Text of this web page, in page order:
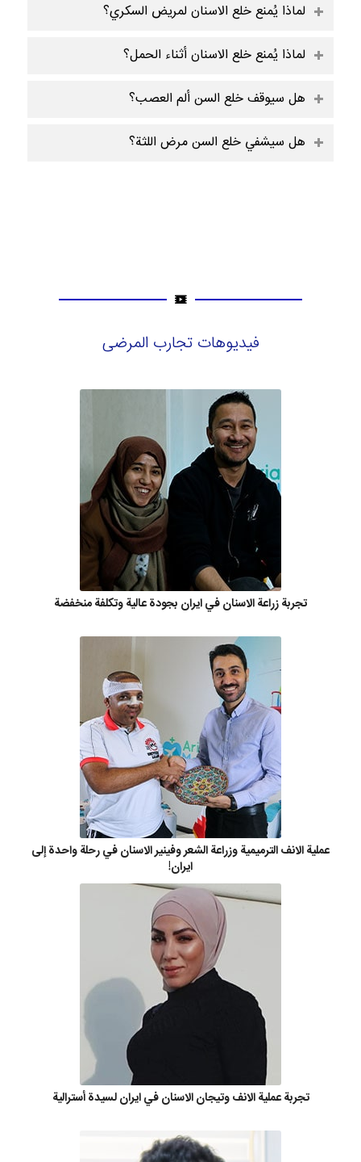
لماذا يُمنع خلع الاسنان لمريض السكري؟
لماذا يُمنع خلع الاسنان أثناء الحمل؟
هل سيوقف خلع السن ألم العصب؟
هل سيشفي خلع السن مرض اللثة؟
فيديوهات تجارب المرضى
تجربة زراعة الاسنان في ايران بجودة عالية وتكلفة منخفضة
عملية الانف الترميمية وزراعة الشعر وفينير الاسنان في رحلة واحدة إلى
ايران!
تجربة عملية الانف وتيجان الاسنان في ايران لسيدة أسترالية